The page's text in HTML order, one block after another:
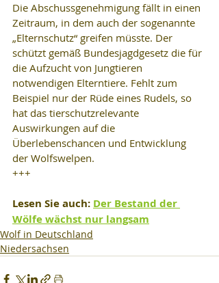
Die Abschussgenehmigung fällt in einen
Zeitraum, in dem auch der sogenannte
„Elternschutz“ greifen müsste. Der
schützt gemäß Bundesjagdgesetz die für
die Aufzucht von Jungtieren
notwendigen Elterntiere. Fehlt zum
Beispiel nur der Rüde eines Rudels, so
hat das tierschutzrelevante
Auswirkungen auf die
Überlebenschancen und Entwicklung
der Wolfswelpen.
+++
Lesen Sie auch: Der Bestand der
Wölfe wächst nur langsam
Wolf in Deutschland
Niedersachsen